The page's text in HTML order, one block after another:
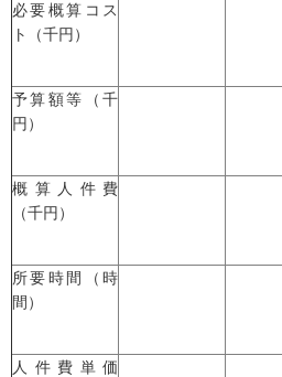
必要概算コス
ト（千円）
予算額等（千
円）
概算人件費
（千円）
所要時間（時
間）
人件費単価